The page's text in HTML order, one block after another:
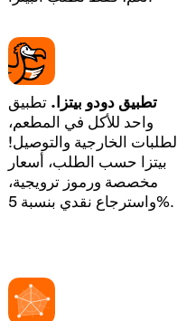
تطبيق دودو بيتزا. تطبيق
واحد للأكل في المطعم،
الطلبات الخارجية والتوصيل!
بيتزا حسب الطلب، أسعار
مخصصة ورموز ترويجية،
واسترجاع نقدي بنسبة 5%.